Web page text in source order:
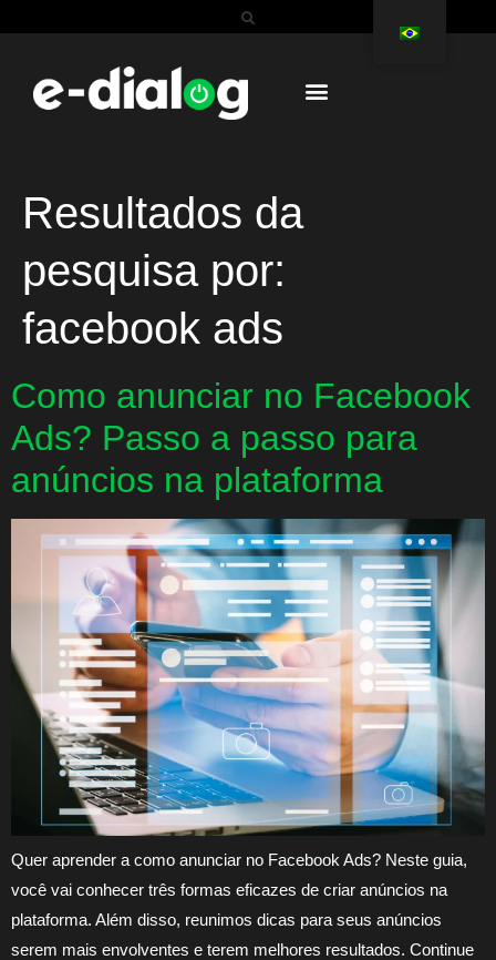
Resultados da
pesquisa por:
facebook ads
Como anunciar no Facebook
Ads? Passo a passo para
anúncios na plataforma
Quer aprender a como anunciar no Facebook Ads? Neste guia,
você vai conhecer três formas eficazes de criar anúncios na
plataforma. Além disso, reunimos dicas para seus anúncios
serem mais envolventes e terem melhores resultados. Continue